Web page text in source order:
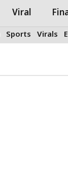
Viral
Sports Virals